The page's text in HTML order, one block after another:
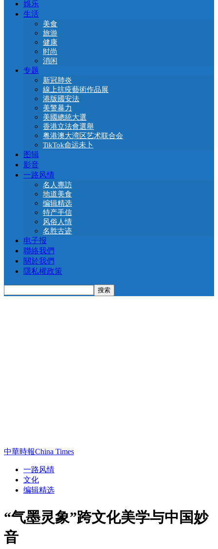
娛乐
生活
美食
旅游
健康
时尚
消闲
专题
新冠肺炎
線上抗疫藝術作品展
港版國安法
美警暴力
美國總統大選
香港立法會選舉
粤港澳大湾区艺术联合会
TikTok命运未卜
图辑
影音
一路风情
名人專訪
地道美食
编辑精选
特产手信
风俗人情
名胜古迹
电子报
聯絡我們
關於我們
隱私權政策
中華時報China Times
一路风情
文化
编辑精选
“气墨灵象”跨文化美学与中国妙
音